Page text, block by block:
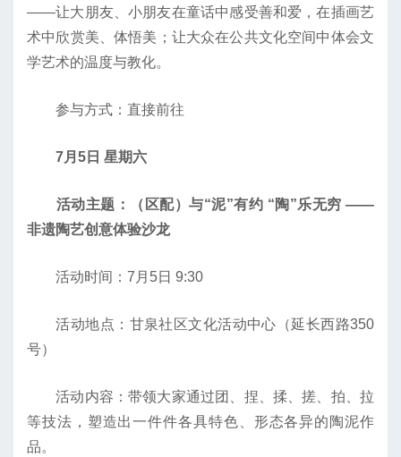
——让大朋友、小朋友在童话中感受善和爱，在插画艺
术中欣赏美、体悟美；让大众在公共文化空间中体会文
学艺术的温度与教化。
参与方式：直接前往
7月5日 星期六
活动主题：（区配）与“泥”有约 “陶”乐无穷 ——
非遗陶艺创意体验沙龙
活动时间：7月5日 9:30
活动地点：甘泉社区文化活动中心（延长西路350
号）
活动内容：带领大家通过团、捏、揉、搓、拍、拉
等技法，塑造出一件件各具特色、形态各异的陶泥作
品。